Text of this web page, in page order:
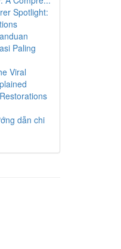
Spotlight:
Paling
Viral
dẫn chi